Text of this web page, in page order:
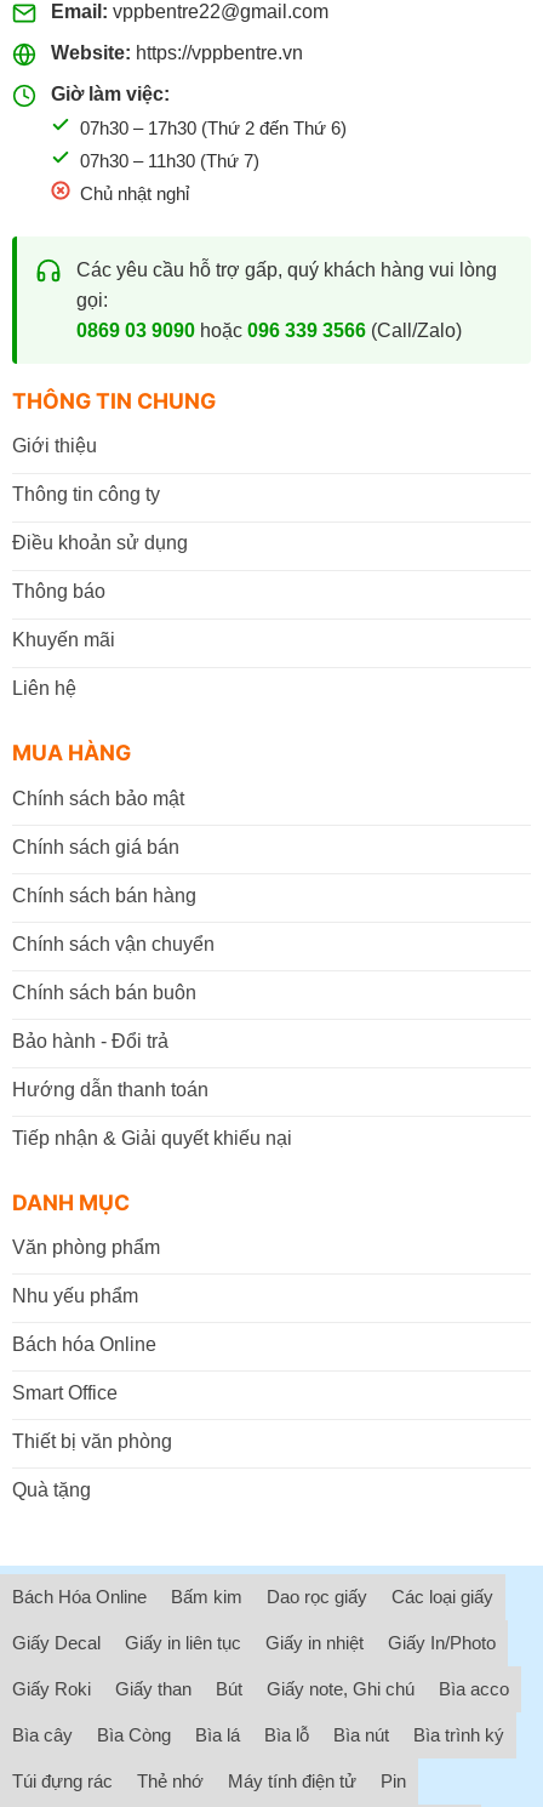
Email: vppbentre22@gmail.com
Website: https://vppbentre.vn
Giờ làm việc:
07h30 – 17h30 (Thứ 2 đến Thứ 6)
07h30 – 11h30 (Thứ 7)
Chủ nhật nghỉ
Các yêu cầu hỗ trợ gấp, quý khách hàng vui lòng
gọi:
0869 03 9090hoặc 096 339 3566(Call/Zalo)
THÔNG TIN CHUNG
Giới thiệu
Thông tin công ty
Điều khoản sử dụng
Thông báo
Khuyến mãi
Liên hệ
MUA HÀNG
Chính sách bảo mật
Chính sách giá bán
Chính sách bán hàng
Chính sách vận chuyển
Chính sách bán buôn
Bảo hành - Đổi trả
Hướng dẫn thanh toán
Tiếp nhận & Giải quyết khiếu nại
DANH MỤC
Văn phòng phẩm
Nhu yếu phẩm
Bách hóa Online
Smart Office
Thiết bị văn phòng
Quà tặng
Bách Hóa Online Bấm kim Dao rọc giấy Các loại giấy
Giấy Decal Giấy in liên tục Giấy in nhiệt Giấy In/Photo
Giấy Roki Giấy than Bút Giấy note, Ghi chú Bìa acco
Bìa cây Bìa Còng Bìa lá Bìa lỗ Bìa nút Bìa trình ký
Túi đựng rác Thẻ nhớ Máy tính điện tử Pin